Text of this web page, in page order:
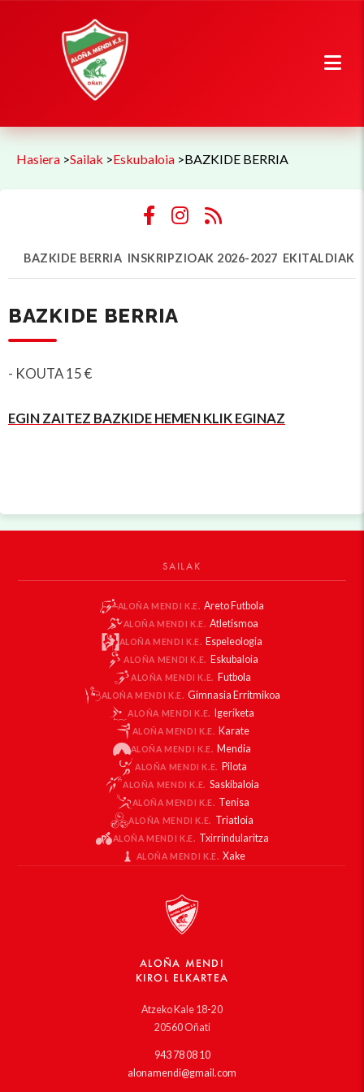
Hasiera >Sailak >Eskubaloia >BAZKIDE BERRIA
BAZKIDE BERRIA INSKRIPZIOAK 2026-2027 EKITALDIAK
BAZKIDE BERRIA
- KOUTA 15 €
EGIN ZAITEZ BAZKIDE HEMEN KLIK EGINAZ
SAILAK
ALOÑA MENDI K.E. Areto Futbola
ALOÑA MENDI K.E. Atletismoa
ALOÑA MENDI K.E. Espeleologia
ALOÑA MENDI K.E. Eskubaloia
ALOÑA MENDI K.E. Futbola
ALOÑA MENDI K.E. Gimnasia Erritmikoa
ALOÑA MENDI K.E. Igeriketa
ALOÑA MENDI K.E. Karate
ALOÑA MENDI K.E. Mendia
ALOÑA MENDI K.E. Pilota
ALOÑA MENDI K.E. Saskibaloia
ALOÑA MENDI K.E. Tenisa
ALOÑA MENDI K.E. Triatloia
ALOÑA MENDI K.E. Txirrindularitza
ALOÑA MENDI K.E. Xake
ALOÑA MENDI
KIROL ELKARTEA
Atzeko Kale 18-20
20560 Oñati
943 78 08 10
alonamendi@gmail.com